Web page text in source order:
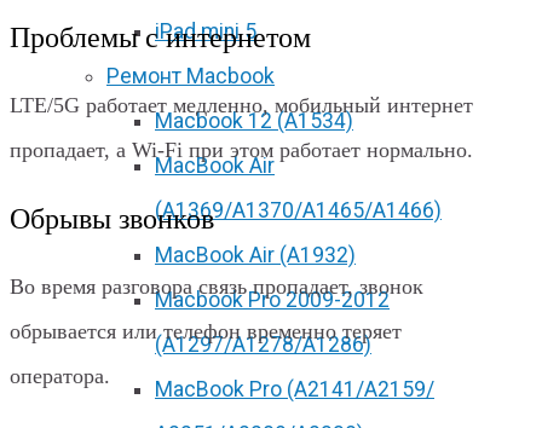
iPad mini 5
Ремонт Macbook
Macbook 12 (А1534)
MacBook Air
(A1369/A1370/A1465/A1466)
MacBook Air (A1932)
Macbook Pro 2009-2012
(A1297/A1278/A1286)
MacBook Pro (А2141/А2159/
Проблемы с интернетом
LTE/5G работает медленно, мобильный интернет
пропадает, а Wi‑Fi при этом работает нормально.
Обрывы звонков
Во время разговора связь пропадает, звонок
обрывается или телефон временно теряет
оператора.